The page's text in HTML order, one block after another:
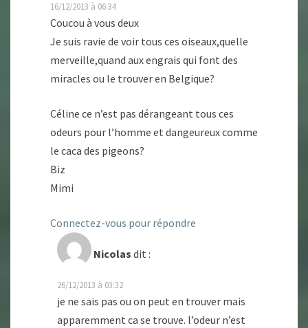
16/12/2013 à 06:34
Coucou à vous deux
Je suis ravie de voir tous ces oiseaux,quelle
merveille,quand aux engrais qui font des
miracles ou le trouver en Belgique?
Céline ce n’est pas dérangeant tous ces
odeurs pour l’homme et dangeureux comme
le caca des pigeons?
Biz
Mimi
Connectez-vous pour répondre
Nicolas dit :
26/12/2013 à 03:32
je ne sais pas ou on peut en trouver mais
apparemment ca se trouve. l’odeur n’est